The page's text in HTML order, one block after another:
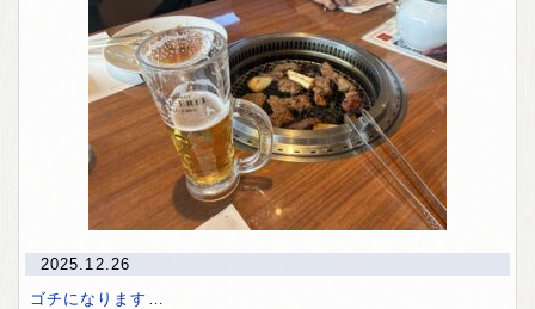
2025.12.26
ゴチになります…